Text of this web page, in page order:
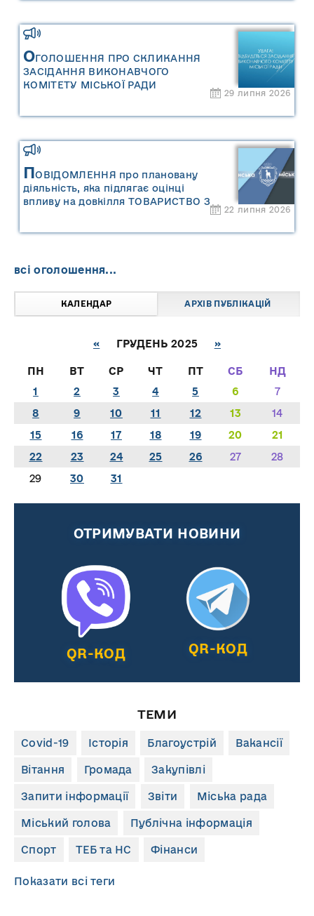
управління відходами Сарненської
міської територіальної громади»
ОГОЛОШЕННЯ ПРО СКЛИКАННЯ
ЗАСІДАННЯ ВИКОНАВЧОГО
КОМІТЕТУ МІСЬКОЇ РАДИ
29 липня 2026
ПОВІДОМЛЕННЯ про плановану
діяльність, яка підлягає оцінці
впливу на довкілля ТОВАРИСТВО З
22 липня 2026
всі оголошення...
КАЛЕНДАР АРХІВ ПУБЛІКАЦІЙ
« ГРУДЕНЬ 2025 »
ПН ВТ СР ЧТ ПТ СБ
НД
1
2 3 4 5 6
7
8
9 10 11 12 13
14
15
16 17 18 19 20
21
22
23 24 25 26 27
28
29
30 31
ОТРИМУВАТИ НОВИНИ
QR-КОД QR-КОД
ТЕМИ
Covid-19 Історія Благоустрій Вакансії
Вітання Громада Закупівлі
Запити інформації Звіти Міська рада
Міський голова Публічна інформація
Спорт ТЕБ та НС Фінанси
Показати всі теги